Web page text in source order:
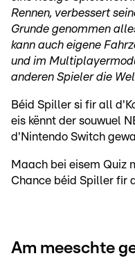
Rennen, verbessert
Grunde genommen
kann auch eigene
und im
anderen Spieler die
Béid Spiller si fir all
eis kënnt der souwuel
d'Nintendo Switch
Maach bei eisem Quiz
Chance béid Spiller fir
Am meeschte